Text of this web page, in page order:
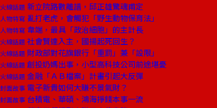
火線話題 新立院路數離譜，邱正雄驚魂甫定
人物特寫 亂打老虎，會觸犯「野生動物保育法」
人物特寫 韋端，最具「政治細胞」的主計長
火線話題 社會賢達入主，國揚起死回生？
火線話題 財政部對花旗銀行「重罰」兼「設限」
火線話題 創投奶媽出事，小型高科技公司前途堪憂
火線話題 金融「ＡＢ檔案」計畫引起大反彈
封面故事 電子新貴如何大賺不景氣財？
封面故事 台積電、華碩、鴻海掙錢本事一流